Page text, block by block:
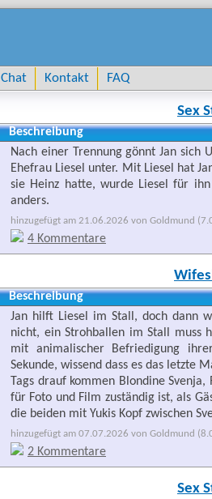
Chat Kontakt FAQ
Sex
Beschreibung
Nach einer Trennung gönnt Jan sich
Ehefrau Liesel unter. Mit Liesel hat
sie Heinz hatte, wurde Liesel für
anders.
hinzugefügt am 21.06.2026 von Goldmund
4 Kommentare
Beschreibung
Jan hilft Liesel im Stall, doch dann
nicht, ein Strohballen im Stall muss
mit animalischer Befriedigung
Sekunde, wissend dass es das letzte
Tags drauf kommen Blondine
für Foto und Film zuständig ist, als
die beiden mit Yukis Kopf zwischen
hinzugefügt am 07.07.2026 von Goldmund
2 Kommentare
Sex